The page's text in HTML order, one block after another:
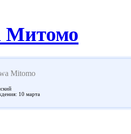
Митомо
Mitomo
10 марта